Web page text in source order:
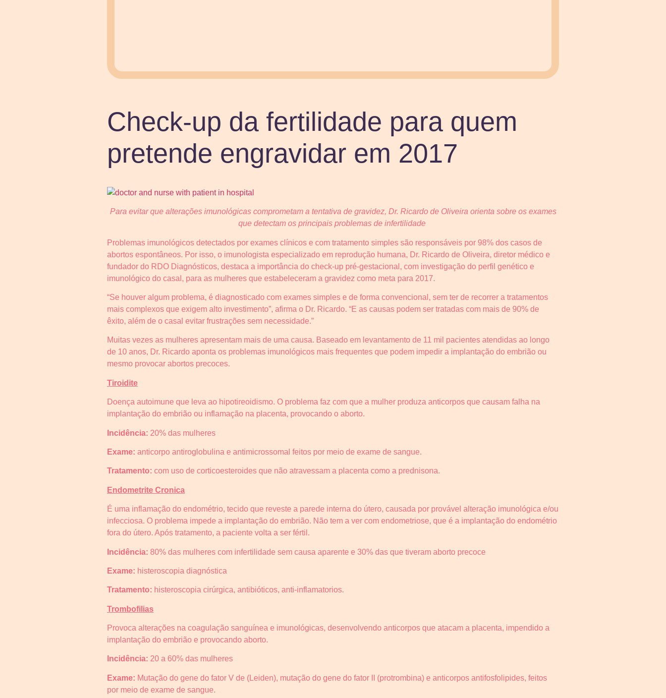
Check-up da fertilidade para quem
pretende engravidar em 2017
Para evitar que alterações imunológicas comprometam a tentativa de gravidez, Dr. Ricardo de Oliveira orienta sobre os exames
que detectam os principais problemas de infertilidade
Problemas imunológicos detectados por exames clínicos e com tratamento simples são responsáveis por 98% dos casos de
abortos espontâneos. Por isso, o imunologista especializado em reprodução humana, Dr. Ricardo de Oliveira, diretor médico e
fundador do RDO Diagnósticos, destaca a importância do check-up pré-gestacional, com investigação do perfil genético e
imunológico do casal, para as mulheres que estabeleceram a gravidez como meta para 2017.
“Se houver algum problema, é diagnosticado com exames simples e de forma convencional, sem ter de recorrer a tratamentos
mais complexos que exigem alto investimento”, afirma o Dr. Ricardo. “E as causas podem ser tratadas com mais de 90% de
êxito, além de o casal evitar frustrações sem necessidade.”
Muitas vezes as mulheres apresentam mais de uma causa. Baseado em levantamento de 11 mil pacientes atendidas ao longo
de 10 anos, Dr. Ricardo aponta os problemas imunológicos mais frequentes que podem impedir a implantação do embrião ou
mesmo provocar abortos precoces.
Tiroidite
Doença autoimune que leva ao hipotireoidismo. O problema faz com que a mulher produza anticorpos que causam falha na
implantação do embrião ou inflamação na placenta, provocando o aborto.
Incidência: 20% das mulheres
Exame: anticorpo antiroglobulina e antimicrossomal feitos por meio de exame de sangue.
Tratamento: com uso de corticoesteroides que não atravessam a placenta como a prednisona.
Endometrite Cronica
É uma inflamação do endométrio, tecido que reveste a parede interna do útero, causada por provável alteração imunológica e/ou
infecciosa. O problema impede a implantação do embrião. Não tem a ver com endometriose, que é a implantação do endométrio
fora do útero. Após tratamento, a paciente volta a ser fértil.
Incidência: 80% das mulheres com infertilidade sem causa aparente e 30% das que tiveram aborto precoce
Exame: histeroscopia diagnóstica
Tratamento: histeroscopia cirúrgica, antibióticos, anti-inflamatorios.
Trombofilias
Provoca alterações na coagulação sanguínea e imunológicas, desenvolvendo anticorpos que atacam a placenta, impendido a
implantação do embrião e provocando aborto.
Incidência: 20 a 60% das mulheres
Exame: Mutação do gene do fator V de (Leiden), mutação do gene do fator II (protrombina) e anticorpos antifosfolipides, feitos
por meio de exame de sangue.